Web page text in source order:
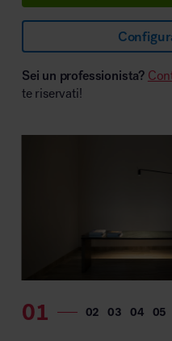
MillerKnoll
Sei un professionista?
te riservati!